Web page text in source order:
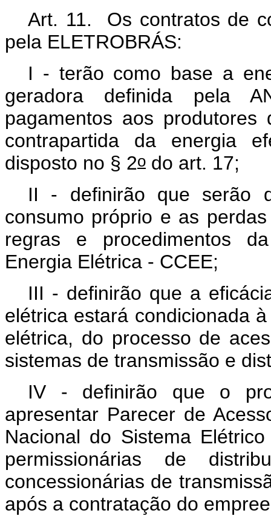
Art. 11.
Os contratos de
pela ELETROBRÁS:
I - terão como base a
geradora definida pela
pagamentos aos
contrapartida da energia
disposto no § 2o do art. 17;
II - definirão que serão
consumo próprio e as
regras e procedimentos
Energia Elétrica - CCEE;
III - definirão que a
elétrica estará condicionada
elétrica, do processo de
sistemas de transmissão e
IV - definirão que o
apresentar Parecer de
Nacional do Sistema
permissionárias de
concessionárias de
após a contratação do